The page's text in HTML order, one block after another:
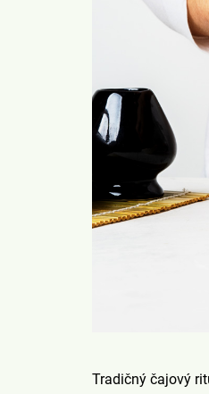
Tradičný čajový